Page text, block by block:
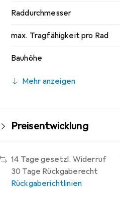
Raddurchmesser
max. Tragfähigkeit pro Rad
Bauhöhe
Mehr anzeigen
Preisentwicklung
14 Tage gesetzl. Widerruf
30 Tage Rückgaberecht
Rückgaberichtlinien